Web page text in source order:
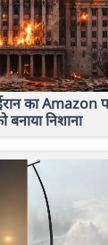
का Amazon
निशाना